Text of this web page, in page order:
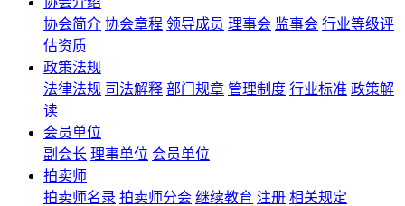
协会简介 协会章程 领导成员 理事会 监事会 行业等级评
估资质
政策法规
法律法规 司法解释 部门规章 管理制度 行业标准 政策解
读
会员单位
副会长 理事单位 会员单位
拍卖师
拍卖师名录 拍卖师分会 继续教育 注册 相关规定